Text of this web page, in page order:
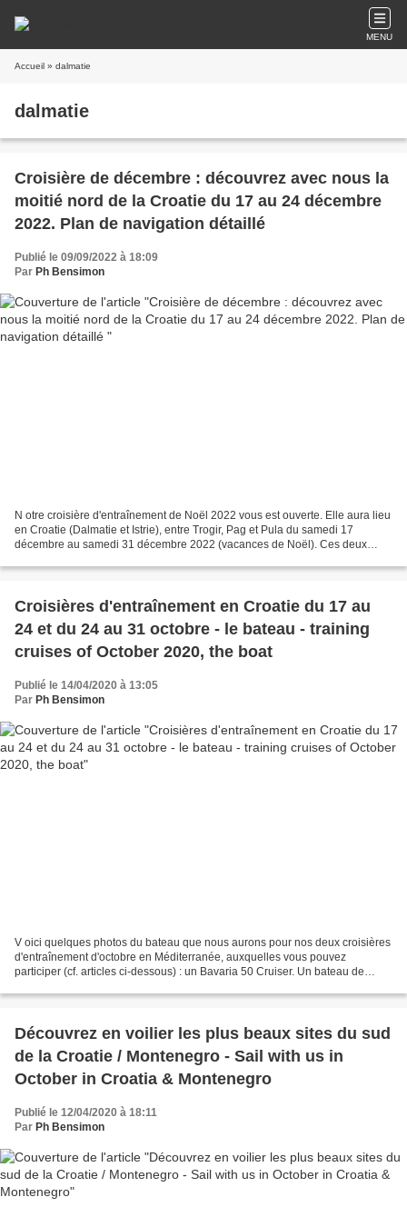
MENU
Accueil » dalmatie
dalmatie
Croisière de décembre : découvrez avec nous la
moitié nord de la Croatie du 17 au 24 décembre
2022. Plan de navigation détaillé
Publié le 09/09/2022 à 18:09
Par Ph Bensimon
N otre croisière d'entraînement de Noël 2022 vous est ouverte. Elle aura lieu
en Croatie (Dalmatie et Istrie), entre Trogir, Pag et Pula du samedi 17
décembre au samedi 31 décembre 2022 (vacances de Noël). Ces deux
Croisières d'entraînement en Croatie du 17 au
24 et du 24 au 31 octobre - le bateau - training
cruises of October 2020, the boat
Publié le 14/04/2020 à 13:05
Par Ph Bensimon
V oici quelques photos du bateau que nous aurons pour nos deux croisières
d'entraînement d'octobre en Méditerranée, auxquelles vous pouvez
participer (cf. articles ci-dessous) : un Bavaria 50 Cruiser. Un bateau de
Découvrez en voilier les plus beaux sites du sud
de la Croatie / Montenegro - Sail with us in
October in Croatia & Montenegro
Publié le 12/04/2020 à 18:11
Par Ph Bensimon